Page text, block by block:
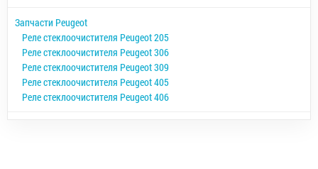
Запчасти Peugeot
Реле стеклоочистителя Peugeot 205
Реле стеклоочистителя Peugeot 306
Реле стеклоочистителя Peugeot 309
Реле стеклоочистителя Peugeot 405
Реле стеклоочистителя Peugeot 406